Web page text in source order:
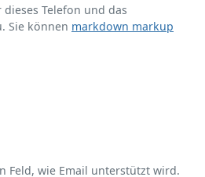
Telefon und das
Sie können markdown markup
Feld, wie Email unterstützt wird.